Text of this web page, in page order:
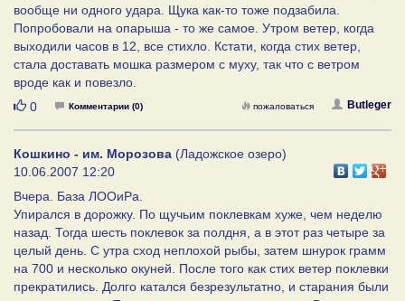
вообще ни одного удара. Щука как-то тоже подзабила.
Попробовали на опарыша - то же самое. Утром ветер, когда
выходили часов в 12, все стихло. Кстати, когда стих ветер,
стала доставать мошка размером с муху, так что с ветром
вроде как и повезло.
Нравится
0 Комментарии (0) Butleger
пожаловаться
Кошкино - им. Морозова (Ладожское озеро)
10.06.2007 12:20
Вчера. База ЛООиРа.
Упирался в дорожку. По щучьим поклевкам хуже, чем неделю
назад. Тогда шесть поклевок за полдня, а в этот раз четыре за
целый день. С утра сход неплохой рыбы, затем шнурок грамм
на 700 и несколько окуней. После того как стих ветер поклевки
прекратились. Долго катался безрезультатно, и старания были